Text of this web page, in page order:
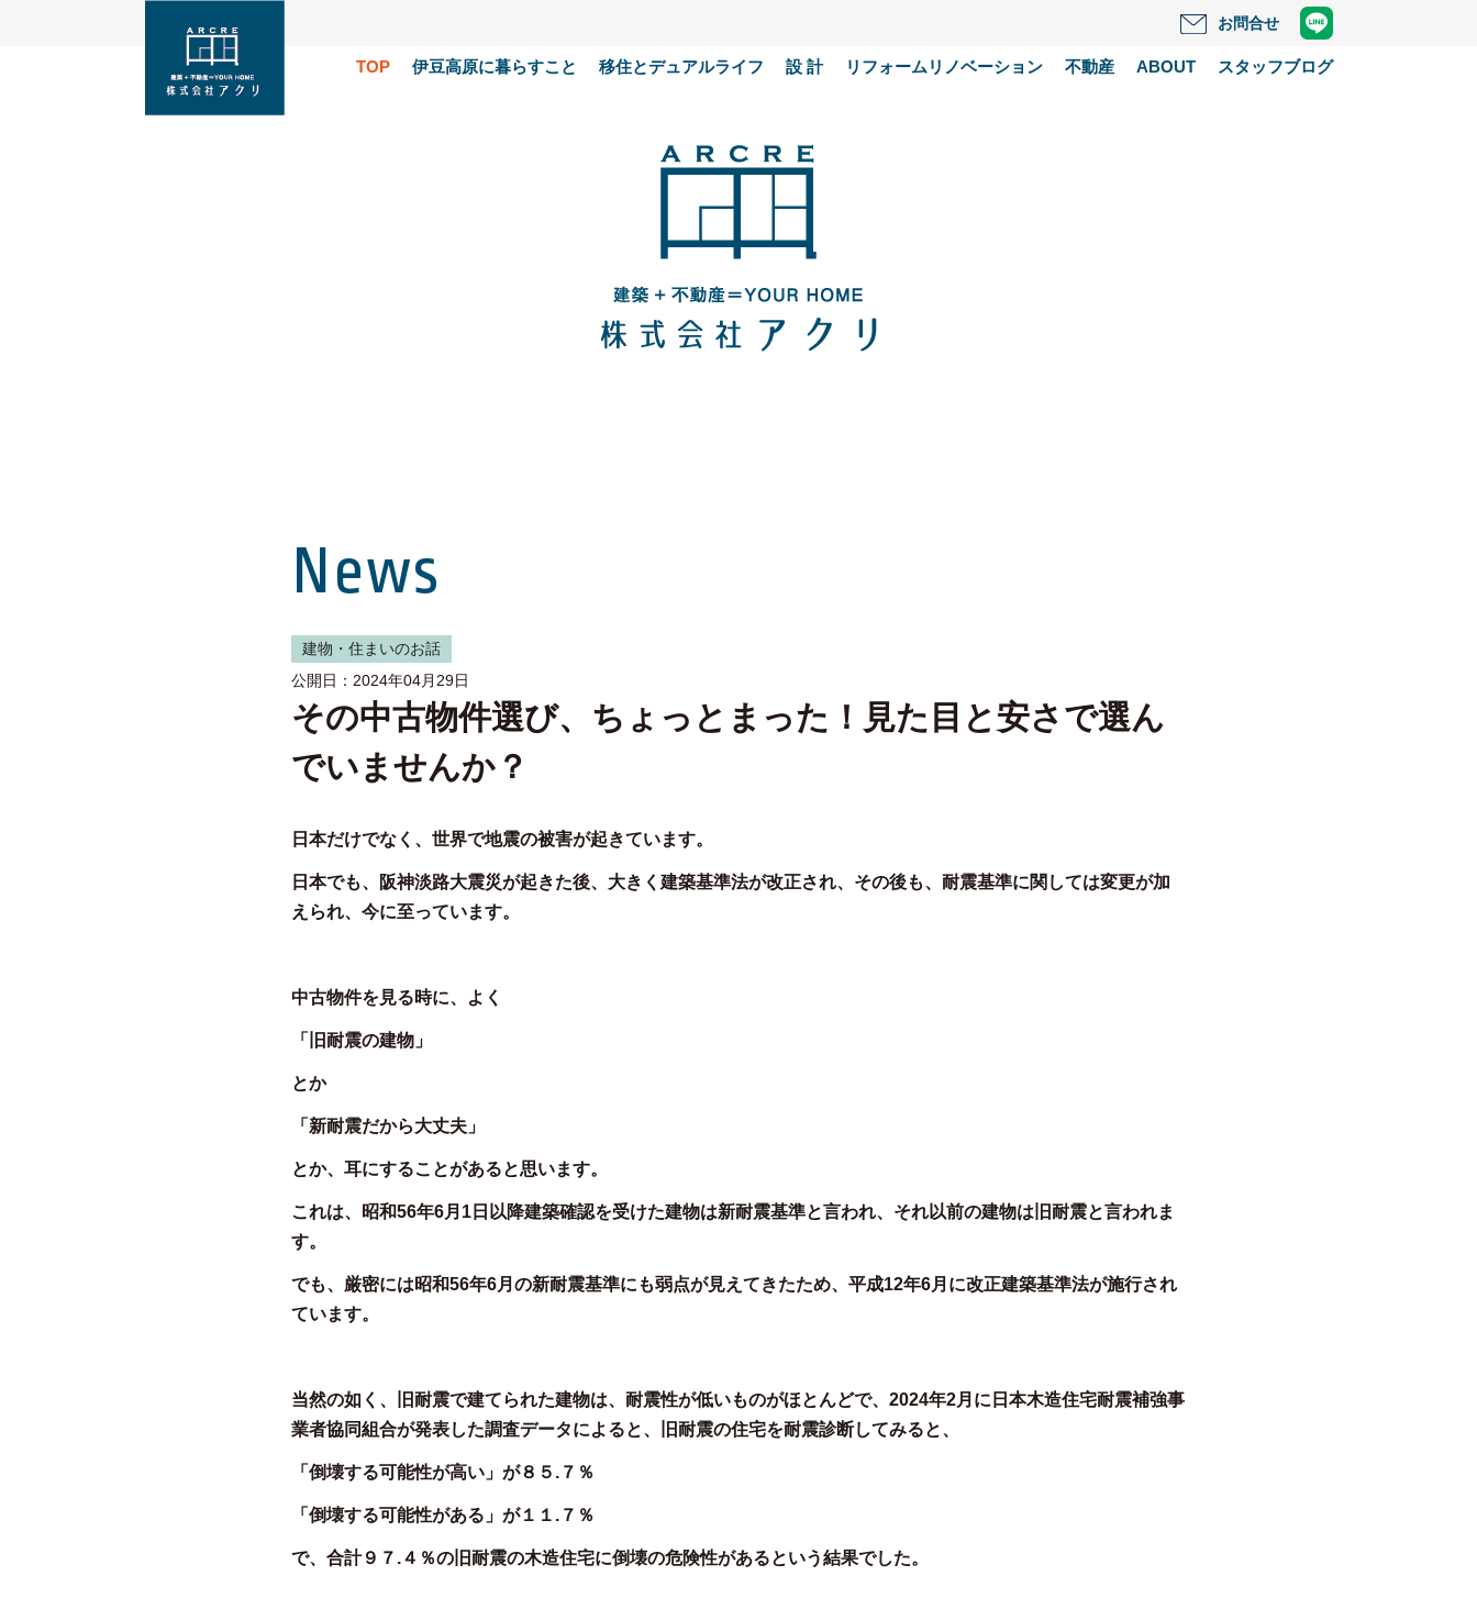
お問合せ
TOP 伊豆高原に暮らすこと 移住とデュアルライフ 設 計 リフォームリノベーション 不動産 ABOUT スタッフブログ
News
建物・住まいのお話
公開日：2024年04月29日
その中古物件選び、ちょっとまった！見た目と安さで選ん
でいませんか？
日本だけでなく、世界で地震の被害が起きています。
日本でも、阪神淡路大震災が起きた後、大きく建築基準法が改正され、その後も、耐震基準に関しては変更が加
えられ、今に至っています。
中古物件を見る時に、よく
「旧耐震の建物」
とか
「新耐震だから大丈夫」
とか、耳にすることがあると思います。
これは、昭和56年6月1日以降建築確認を受けた建物は新耐震基準と言われ、それ以前の建物は旧耐震と言われま
す。
でも、厳密には昭和56年6月の新耐震基準にも弱点が見えてきたため、平成12年6月に改正建築基準法が施行され
ています。
当然の如く、旧耐震で建てられた建物は、耐震性が低いものがほとんどで、2024年2月に日本木造住宅耐震補強事
業者協同組合が発表した調査データによると、旧耐震の住宅を耐震診断してみると、
「倒壊する可能性が高い」が８５.７％
「倒壊する可能性がある」が１１.７％
で、合計９７.４％の旧耐震の木造住宅に倒壊の危険性があるという結果でした。